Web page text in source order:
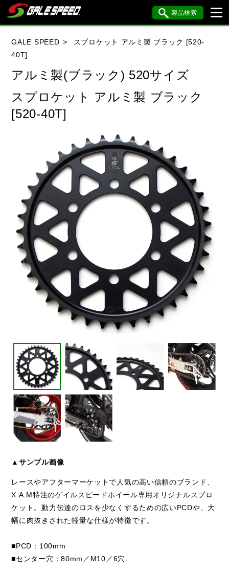
製品検索
HONDA YAMAHA SUZUKI
KAWASAKI
KTM
閉じる
GALE SPEED
スプロケット アルミ製 ブラック [520-
40T]
アルミ製(ブラック) 520サイズ
スプロケット アルミ製 ブラック
[520-40T]
▲サンプル画像
レースやアフターマーケットで人気の高い信頼のブランド、
X.A.M特注のゲイルスピードホイール専用オリジナルスプロ
ケット。動力伝達のロスを少なくするための広いPCDや、大
幅に肉抜きされた軽量な仕様が特徴です。
■PCD：100mm
■センター穴：80mm／M10／6穴